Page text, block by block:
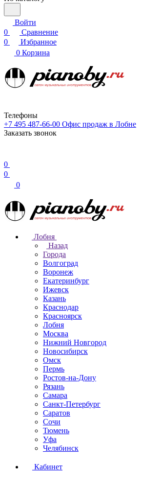
Войти
0
Сравнение
0
Избранное
0 Корзина
Телефоны
+7 495 487-66-00 Офис продаж в Лобне
Заказать звонок
0
0
0
Лобня
Назад
Города
Волгоград
Воронеж
Екатеринбург
Ижевск
Казань
Краснодар
Красноярск
Лобня
Москва
Нижний Новгород
Новосибирск
Омск
Пермь
Ростов-на-Дону
Рязань
Самара
Санкт-Петербург
Саратов
Сочи
Тюмень
Уфа
Челябинск
Кабинет